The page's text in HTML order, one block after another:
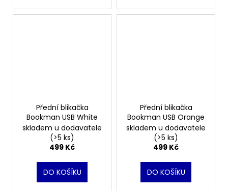
Přední blikačka
Bookman USB White
skladem u dodavatele
(>5 ks)
499 Kč
DO KOŠÍKU
Přední blikačka
Bookman USB Orange
skladem u dodavatele
(>5 ks)
499 Kč
DO KOŠÍKU